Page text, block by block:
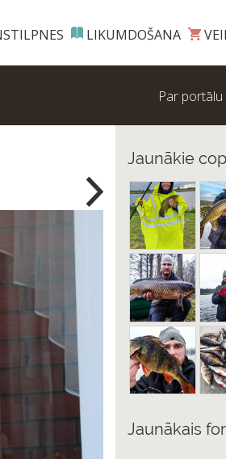
LIKUMDOŠANA
Par portālu
Jaunākie
Jaunākais